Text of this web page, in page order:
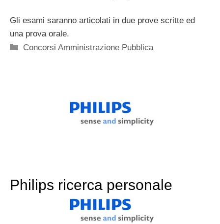
Gli esami saranno articolati in due prove scritte ed
una prova orale.
Categorie
Concorsi Amministrazione Pubblica
Philips ricerca personale